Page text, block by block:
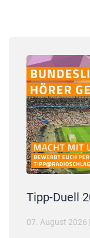
Tipp-Duell
07. August 2026 |